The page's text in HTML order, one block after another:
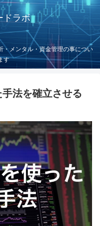
ドラボ
・メンタル・資金管理の事につい
す
法を確立させる